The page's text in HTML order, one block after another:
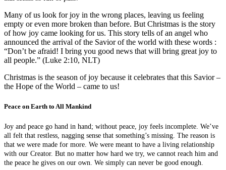
Many of us look for joy in the wrong places, leaving us feeling
empty or even more broken than before. But Christmas is the story
of how joy came looking for us. This story tells of an angel who
announced the arrival of the Savior of the world with these words :
“Don’t be afraid! I bring you good news that will bring great joy to
all people.” (Luke 2:10, NLT)
Christmas is the season of joy because it celebrates that this Savior –
the Hope of the World – came to us!
Peace on Earth to All Mankind
Joy and peace go hand in hand; without peace, joy feels incomplete. We’ve
all felt that restless, nagging sense that something’s missing. The reason is
that we were made for more. We were meant to have a living relationship
with our Creator. But no matter how hard we try, we cannot reach him and
the peace he gives on our own. We simply can never be good enough.